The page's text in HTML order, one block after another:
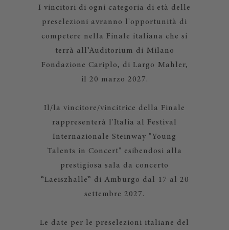
I vincitori di ogni categoria di età delle
preselezioni avranno l'opportunità di
competere nella Finale italiana che si
terrà all’Auditorium di Milano
Fondazione Cariplo, di Largo Mahler,
il 20 marzo 2027.
Il/la vincitore/vincitrice della Finale
rappresenterà l'Italia al Festival
Internazionale Steinway "Young
Talents in Concert" esibendosi alla
prestigiosa sala da concerto
“Laeiszhalle” di Amburgo dal 17 al 20
settembre 2027.
Le date per le preselezioni italiane del